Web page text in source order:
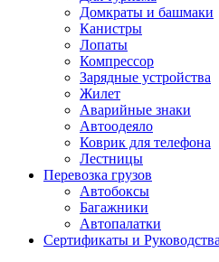
Домкраты и башмаки
Канистры
Лопаты
Компрессор
Зарядные устройства
Жилет
Аварийные знаки
Автоодеяло
Коврик для телефона
Лестницы
Перевозка грузов
Автобоксы
Багажники
Автопалатки
Сертификаты и